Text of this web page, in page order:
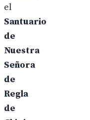
el
Santuario
de
Nuestra
Señora
de
Regla
de